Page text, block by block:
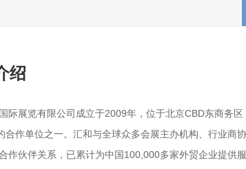
绍
际展览有限公司成立于2009年，位于北京CBD东商务区
合作单位之一。汇和与全球众多会展主办机构、行业商
作伙伴关系，已累计为中国100,000多家外贸企业提供